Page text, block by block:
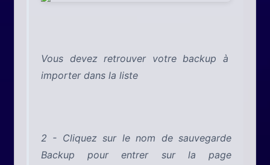
Vous devez retrouver votre backup à
importer dans la liste
2 - Cliquez sur le nom de sauvegarde
Backup pour entrer sur la page